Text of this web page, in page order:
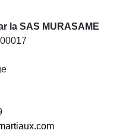
la SAS MURASAME